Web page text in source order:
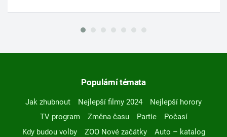
Populární témata
Jak zhubnout Nejlepší filmy 2024
Nejlepší horory
TV program
Změna času Partie
Počasí
Kdy budou volby
ZOO Nové začátky
Auto – katalog